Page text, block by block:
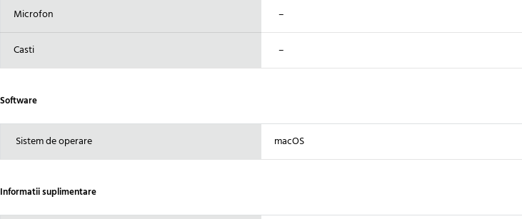
Microfon –
Casti –
Software
Sistem de operare macOS
Informatii suplimentare